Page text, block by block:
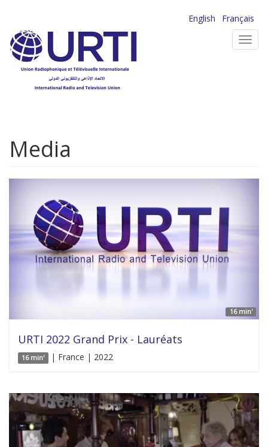
contenu
principal
English
Français
Media
16 min'
URTI 2022 Grand Prix - Lauréats
16 min' | France | 2022